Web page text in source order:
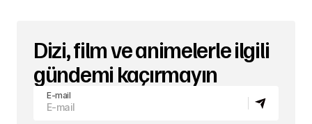
Dizi, film ve animelerle ilgili
gündemi kaçırmayın
E-mail